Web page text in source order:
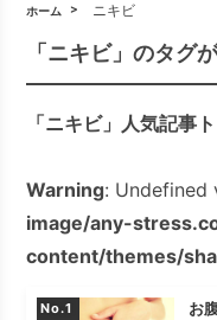
ホーム ニキビ
「ニキビ」のタグ
「ニキビ」人気記事
Warning: Undefined
image/any-
content/themes/
No.
お